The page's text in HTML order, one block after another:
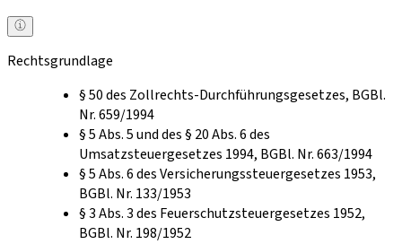
Rechtsgrundlage
§ 50 des Zollrechts-Durchführungsgesetzes, BGBl.
Nr. 659/1994
§ 5 Abs. 5 und des § 20 Abs. 6 des
Umsatzsteuergesetzes 1994, BGBl. Nr. 663/1994
§ 5 Abs. 6 des Versicherungssteuergesetzes 1953,
BGBl. Nr. 133/1953
§ 3 Abs. 3 des Feuerschutzsteuergesetzes 1952,
BGBl. Nr. 198/1952